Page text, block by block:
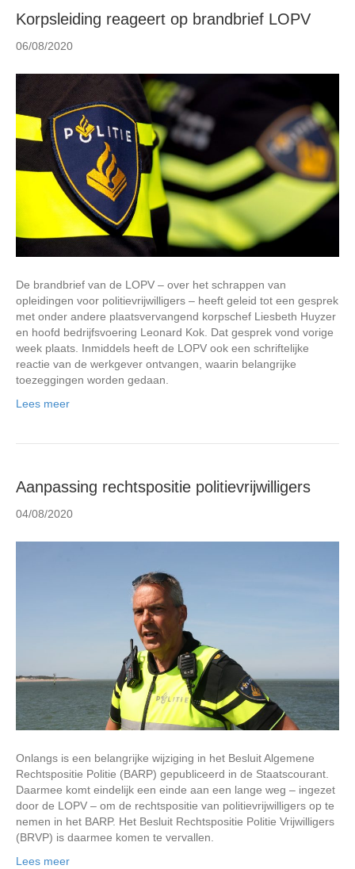
Korpsleiding reageert op brandbrief LOPV
06/08/2020
De brandbrief van de LOPV – over het schrappen van
opleidingen voor politievrijwilligers – heeft geleid tot een gesprek
met onder andere plaatsvervangend korpschef Liesbeth Huyzer
en hoofd bedrijfsvoering Leonard Kok. Dat gesprek vond vorige
week plaats. Inmiddels heeft de LOPV ook een schriftelijke
reactie van de werkgever ontvangen, waarin belangrijke
toezeggingen worden gedaan.
Lees meer
Aanpassing rechtspositie politievrijwilligers
04/08/2020
Onlangs is een belangrijke wijziging in het Besluit Algemene
Rechtspositie Politie (BARP) gepubliceerd in de Staatscourant.
Daarmee komt eindelijk een einde aan een lange weg – ingezet
door de LOPV – om de rechtspositie van politievrijwilligers op te
nemen in het BARP. Het Besluit Rechtspositie Politie Vrijwilligers
(BRVP) is daarmee komen te vervallen.
Lees meer